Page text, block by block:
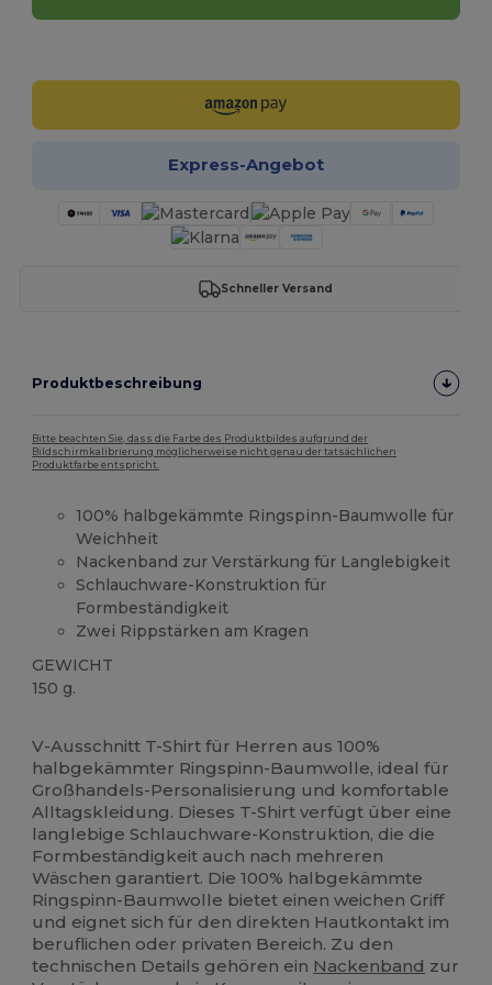
Express-Angebot
Schneller Versand
Produktbeschreibung
Bitte beachten Sie, dass die Farbe des Produktbildes aufgrund der
Bildschirmkalibrierung möglicherweise nicht genau der tatsächlichen
Produktfarbe entspricht.
100% halbgekämmte Ringspinn-Baumwolle für
Weichheit
Nackenband zur Verstärkung für Langlebigkeit
Schlauchware-Konstruktion für
Formbeständigkeit
Zwei Rippstärken am Kragen
GEWICHT
150 g.
V-Ausschnitt T-Shirt für Herren aus 100%
halbgekämmter Ringspinn-Baumwolle, ideal für
Großhandels-Personalisierung und komfortable
Alltagskleidung. Dieses T-Shirt verfügt über eine
langlebige Schlauchware-Konstruktion, die die
Formbeständigkeit auch nach mehreren
Wäschen garantiert. Die 100% halbgekämmte
Ringspinn-Baumwolle bietet einen weichen Griff
und eignet sich für den direkten Hautkontakt im
beruflichen oder privaten Bereich. Zu den
technischen Details gehören ein Nackenband zur